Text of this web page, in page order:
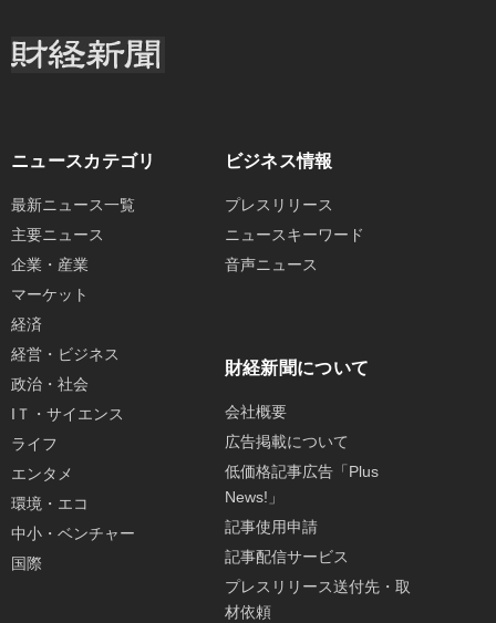
ニュースカテゴリ
最新ニュース一覧
主要ニュース
企業・産業
マーケット
経済
経営・ビジネス
政治・社会
IＴ・サイエンス
ライフ
エンタメ
環境・エコ
中小・ベンチャー
国際
ビジネス情報
プレスリリース
ニュースキーワード
音声ニュース
財経新聞について
会社概要
広告掲載について
低価格記事広告「Plus
News!」
記事使用申請
記事配信サービス
プレスリリース送付先・取
材依頼